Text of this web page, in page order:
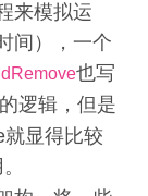
来模拟运
间），一个
也写
逻辑，但是
显得比较